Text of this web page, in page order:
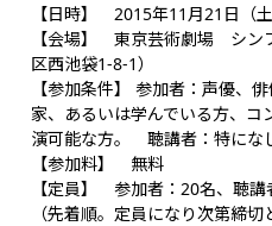
【日時】 2015年11月21日（
【会場】 東京芸術劇場 シン
区西池袋1-8-1）
【参加条件】 参加者：声優、
家、あるいは学んでいる方、
演可能な方。 聴講者：特にな
【参加料】 無料
【定員】 参加者：20名、聴講
（先着順。定員になり次第締切